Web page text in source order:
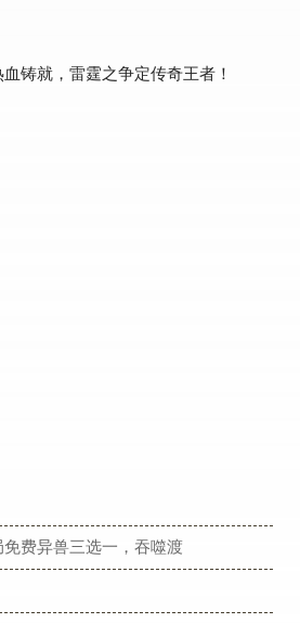
铸就，雷霆之争定传奇王者！
费异兽三选一，吞噬渡